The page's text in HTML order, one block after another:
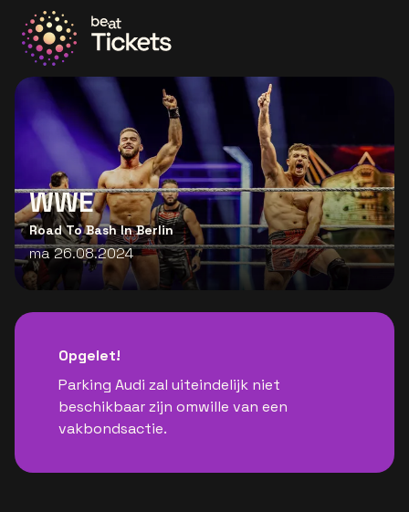
Ga naar de homepage
WWE
Road To Bash In Berlin
ma 26.08.2024
Opgelet!
Parking Audi zal uiteindelijk niet
beschikbaar zijn omwille van een
vakbondsactie.